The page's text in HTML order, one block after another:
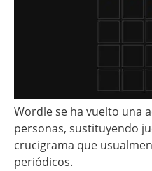
Wordle se ha vuelto una
personas, sustituyendo
crucigrama que
periódicos.